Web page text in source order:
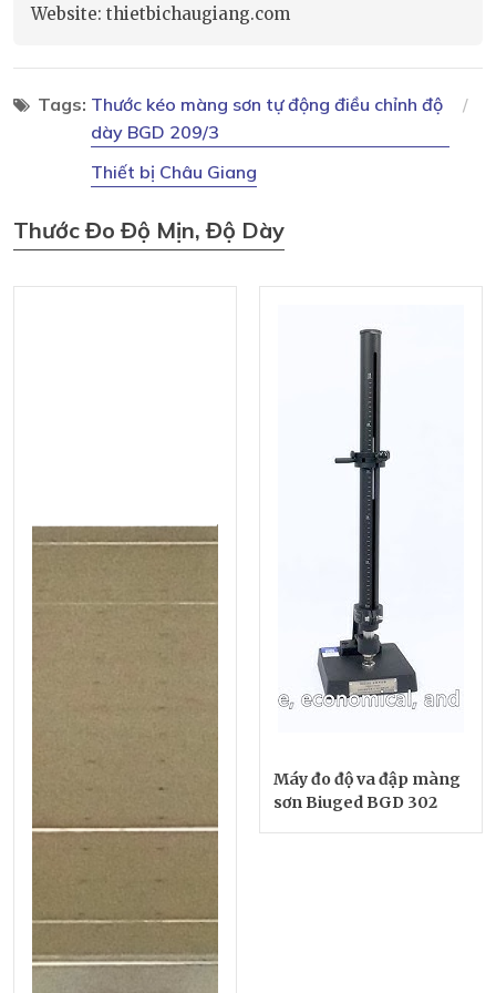
Website: thietbichaugiang.com
Tags: Thước kéo màng sơn tự động điều chỉnh độ
dày BGD 209/3
Thiết bị Châu Giang
Thước Đo Độ Mịn, Độ Dày
Máy đo độ va đập màng
sơn Biuged BGD 302